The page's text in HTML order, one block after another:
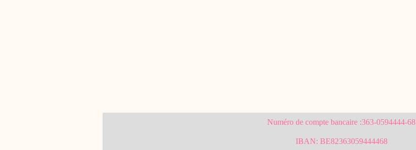
Numéro de compte bancaire :363-0594444-68
IBAN: BE82363059444468